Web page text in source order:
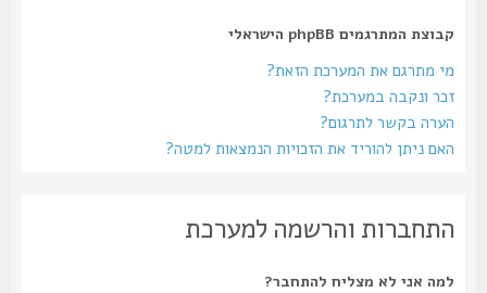
קבוצת המתרגמים phpBB הישראלי
מי מתרגם את המערכת הזאת?
זכר ונקבה במערכת?
הערה בקשר לתרגום?
האם ניתן להוריד את הזכויות הנמצאות למטה?
התחברות והרשמה למערכת
למה אני לא מצליח להתחבר?